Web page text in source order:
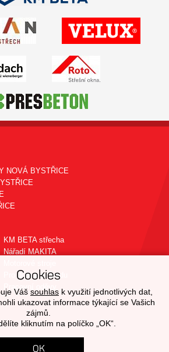
NOVÁ BYSTŘICE
KM BETA střecha
Nářadí MAKITA
Pro dům a zahradu
Pracovní oděvy
Cookies
Váš souhlas k využití jednotlivých dat,
ukazovat informace týkající se Vašich
zájmů.
kliknutím na políčko „OK“.
OK